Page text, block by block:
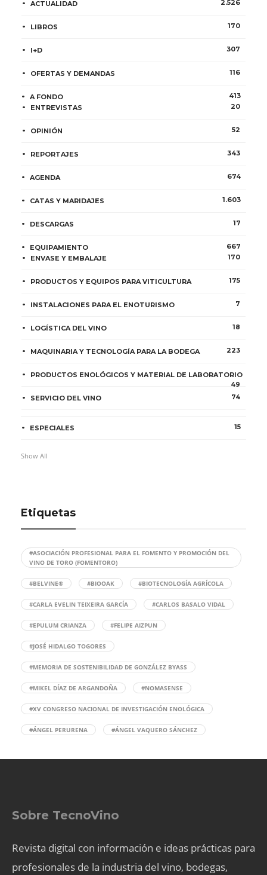
ACTUALIDAD 2.526
LIBROS 170
I+D 307
OFERTAS Y DEMANDAS 116
A FONDO
413
ENTREVISTAS
20
OPINIÓN 52
REPORTAJES 343
AGENDA 674
CATAS Y MARIDAJES 1.603
DESCARGAS 17
EQUIPAMIENTO
667
ENVASE Y EMBALAJE
170
PRODUCTOS Y EQUIPOS PARA VITICULTURA 175
INSTALACIONES PARA EL ENOTURISMO 7
LOGÍSTICA DEL VINO 18
MAQUINARIA Y TECNOLOGÍA PARA LA BODEGA 223
PRODUCTOS ENOLÓGICOS Y MATERIAL DE LABORATORIO
49
SERVICIO DEL VINO
74
ESPECIALES 15
Show All
Etiquetas
#ASOCIACIÓN PROFESIONAL PARA EL FOMENTO Y PROMOCIÓN DEL
VINO DE TORO (FOMENTORO)
#BELVINE® #BIOOAK #BIOTECNOLOGÍA AGRÍCOLA
#CARLA EVELIN TEIXEIRA GARCÍA #CARLOS BASALO VIDAL
#EPULUM CRIANZA #FELIPE AIZPUN
#JOSÉ HIDALGO TOGORES
#MEMORIA DE SOSTENIBILIDAD DE GONZÁLEZ BYASS
#MIKEL DÍAZ DE ARGANDOÑA #NOMASENSE
#XV CONGRESO NACIONAL DE INVESTIGACIÓN ENOLÓGICA
#ÁNGEL PERURENA #ÁNGEL VAQUERO SÁNCHEZ
Sobre TecnoVino
Revista digital con información e ideas prácticas para
profesionales de la industria del vino, bodegas,